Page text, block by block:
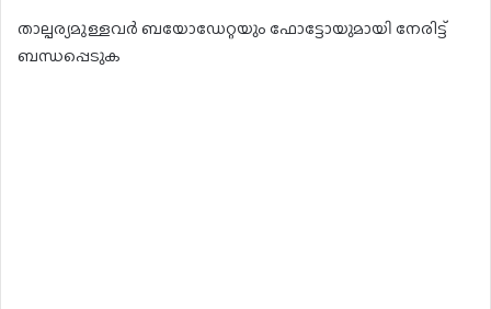
താല്പര്യമുള്ളവർ ബയോഡേറ്റയും ഫോട്ടോയുമായി നേരിട്ട്
ബന്ധപ്പെടുക